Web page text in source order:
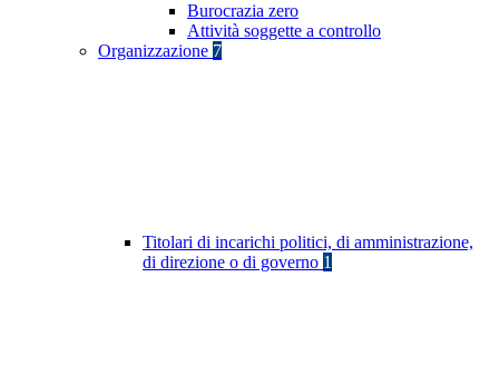
Burocrazia zero
Attività soggette a controllo
Organizzazione 7
Titolari di incarichi politici, di amministrazione,
di direzione o di governo 1